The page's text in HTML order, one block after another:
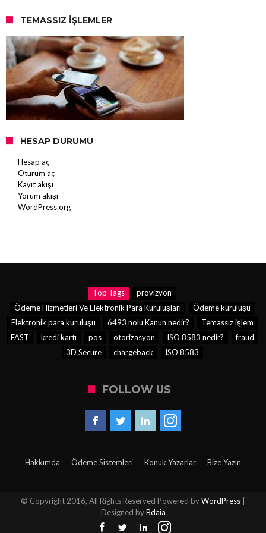
TEMASSIZ İŞLEMLER
HESAP DURUMU
Hesap aç
Oturum aç
Kayıt akışı
Yorum akışı
WordPress.org
Top Tags
provizyon
Ödeme Hizmetleri Ve Elektronik Para Kuruluşları
Ödeme kuruluşu
Elektronik para kuruluşu
6493 nolu Kanun nedir?
Temassız işlem
FAST
kredi kartı pos otorizasyon ISO 8583 nedir?
fraud
3D Secure
chargeback ISO 8583
FOLLOW US
Hakkımda Ödeme Sistemleri Konuk Yazarlar Bize Yazın
© Copyright 2016, All Rights Reserved Powered byWordPress |
Designed byBdaia